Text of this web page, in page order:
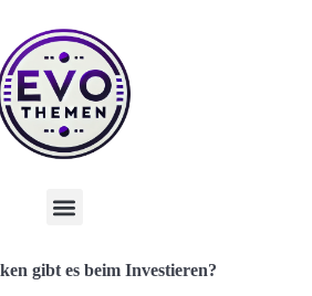
gibt es beim Investieren?